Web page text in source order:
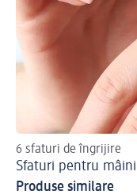
6 sfaturi de îngrijire
Sfaturi pentru
Produse similare